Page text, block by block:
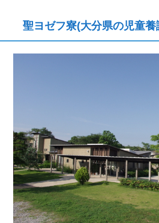
聖ヨゼフ寮(大分県の児童